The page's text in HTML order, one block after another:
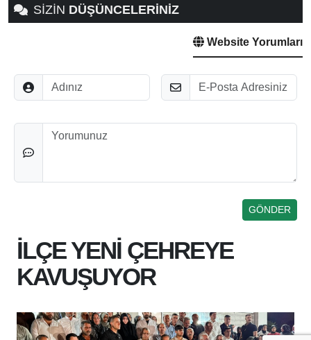
SİZİN DÜŞÜNCELERİNİZ
Website Yorumları
Adınız E-Posta
Düşünceleriniz
İLÇE YENİ ÇEHREYE
KAVUŞUYOR